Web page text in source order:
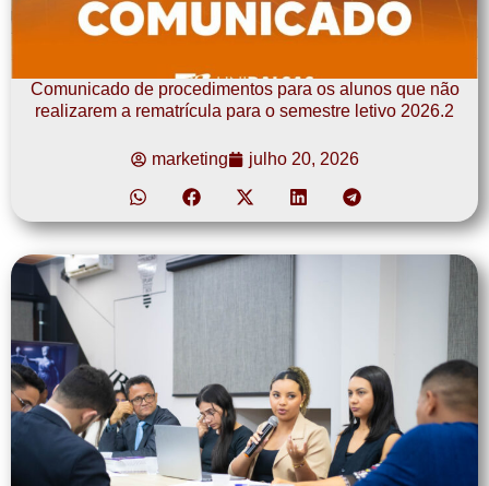
Comunicado de procedimentos para os alunos que não
realizarem a rematrícula para o semestre letivo 2026.2
marketing julho 20, 2026